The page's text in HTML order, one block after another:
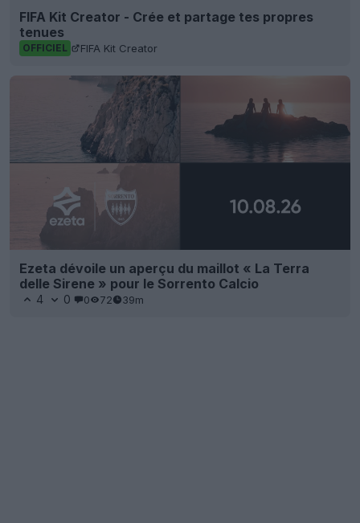
FIFA Kit Creator - Crée et partage tes propres
tenues
OFFICIEL FIFA Kit Creator
Ezeta dévoile un aperçu du maillot « La Terra
delle Sirene » pour le Sorrento Calcio
4 0 0 72 39m